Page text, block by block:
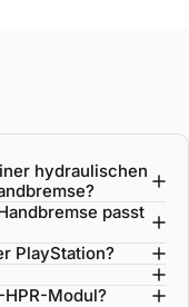
hydraulischen
passt
PlayStation?
HPR-Modul?